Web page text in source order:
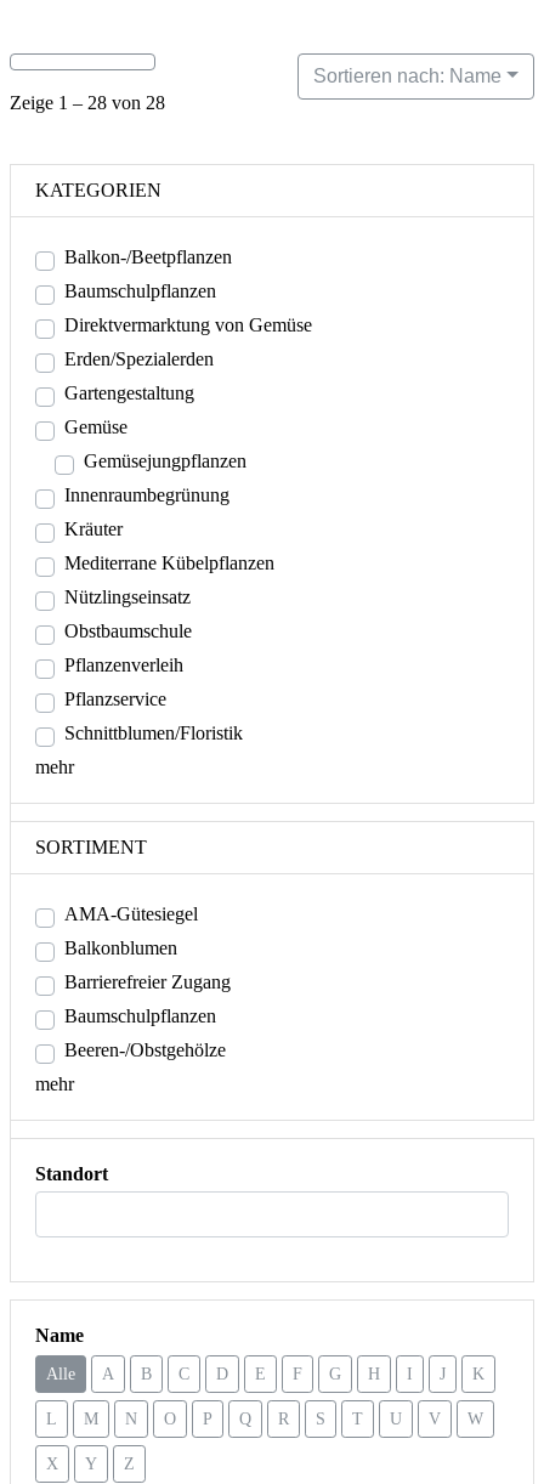
Zeige 1 – 28 von 28
Sortieren nach: Name
KATEGORIEN
Balkon-/Beetpflanzen
Baumschulpflanzen
Direktvermarktung von Gemüse
Erden/Spezialerden
Gartengestaltung
Gemüse
Gemüsejungpflanzen
Innenraumbegrünung
Kräuter
Mediterrane Kübelpflanzen
Nützlingseinsatz
Obstbaumschule
Pflanzenverleih
Pflanzservice
Schnittblumen/Floristik
mehr
SORTIMENT
AMA-Gütesiegel
Balkonblumen
Barrierefreier Zugang
Baumschulpflanzen
Beeren-/Obstgehölze
mehr
Standort
Name
Alle A B C D E F G H I J K
L M N O P Q R S T U V W
X Y Z